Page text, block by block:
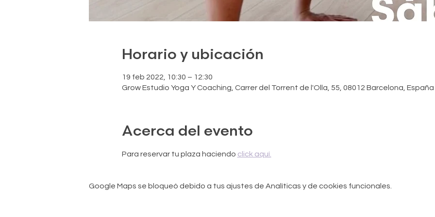
Horario y ubicación
19 feb 2022, 10:30 – 12:30
Grow Estudio Yoga Y Coaching, Carrer del Torrent de l'Olla, 55, 08012 Barcelona, España
Acerca del evento
Para reservar tu plaza haciendo click aquí.
Google Maps se bloqueó debido a tus ajustes de Analíticas y de cookies funcionales.